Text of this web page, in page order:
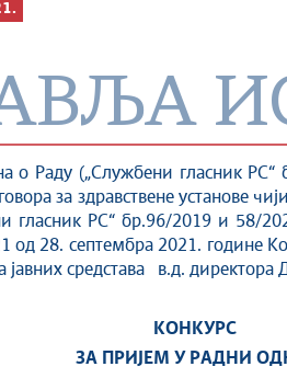
о Раду („Службени гласник
за здравствене установе
гласник РС“ бр.96/2019 и 58/
од 28. септембра 2021. године
средстава в.д. директора
КОНКУРС
ЗА ПРИЈЕМ У РАДНИ